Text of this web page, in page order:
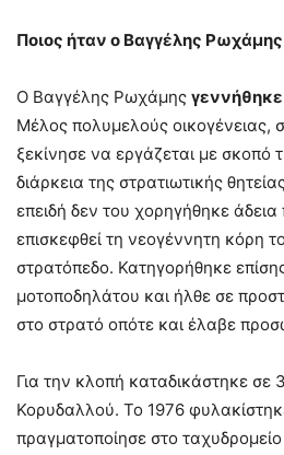
Ποιος ήταν ο Βαγγέλης Ρωχάμης
Ο Βαγγέλης Ρωχάμης γεννήθηκε
Μέλος πολυμελούς οικογένειας,
ξεκίνησε να εργάζεται με σκοπό
διάρκεια της στρατιωτικής
επειδή δεν του χορηγήθηκε
επισκεφθεί τη νεογέννητη κόρη
στρατόπεδο. Κατηγορήθηκε
μοτοποδηλάτου και ήλθε σε
στο στρατό οπότε και έλαβε
Για την κλοπή καταδικάστηκε σε
Κορυδαλλού. Το 1976
πραγματοποίησε στο